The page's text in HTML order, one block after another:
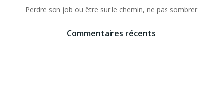
Perdre son job ou être sur le chemin, ne pas sombrer
Commentaires récents